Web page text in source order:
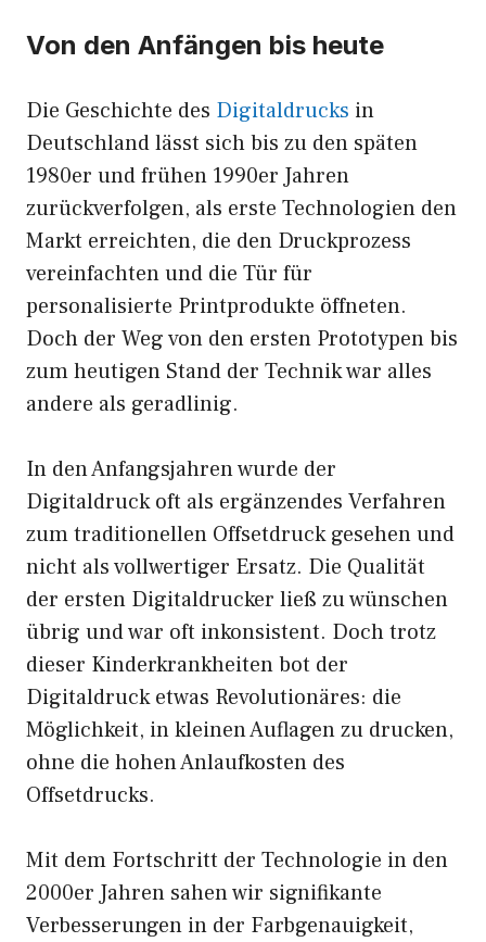
Von den Anfängen bis heute
Die Geschichte des Digitaldrucks in
Deutschland lässt sich bis zu den späten
1980er und frühen 1990er Jahren
zurückverfolgen, als erste Technologien den
Markt erreichten, die den Druckprozess
vereinfachten und die Tür für
personalisierte Printprodukte öffneten.
Doch der Weg von den ersten Prototypen bis
zum heutigen Stand der Technik war alles
andere als geradlinig.
In den Anfangsjahren wurde der
Digitaldruck oft als ergänzendes Verfahren
zum traditionellen Offsetdruck gesehen und
nicht als vollwertiger Ersatz. Die Qualität
der ersten Digitaldrucker ließ zu wünschen
übrig und war oft inkonsistent. Doch trotz
dieser Kinderkrankheiten bot der
Digitaldruck etwas Revolutionäres: die
Möglichkeit, in kleinen Auflagen zu drucken,
ohne die hohen Anlaufkosten des
Offsetdrucks.
Mit dem Fortschritt der Technologie in den
2000er Jahren sahen wir signifikante
Verbesserungen in der Farbgenauigkeit,